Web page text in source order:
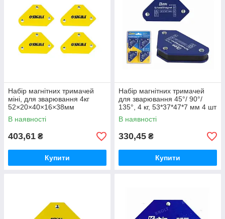
Набір магнітних тримачей
міні, для зварювання 4кг
52×20×40×16×38мм
(45,90,135°) 4шт ТМ SIGMA
В наявності
403,61 ₴
Купити
Набір магнітних тримачей
для зварювання 45°/ 90°/
135°, 4 кг, 53*37*47*7 мм 4 шт
ТМ Kubis
В наявності
330,45 ₴
Купити